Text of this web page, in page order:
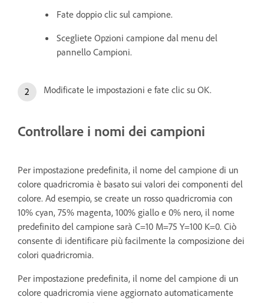
Fate doppio clic sul campione.
Scegliete Opzioni campione dal menu del
pannello Campioni.
Modificate le impostazioni e fate clic su OK.
Controllare i nomi dei campioni
Per impostazione predefinita, il nome del campione di un
colore quadricromia è basato sui valori dei componenti del
colore. Ad esempio, se create un rosso quadricromia con
10% cyan, 75% magenta, 100% giallo e 0% nero, il nome
predefinito del campione sarà C=10 M=75 Y=100 K=0. Ciò
consente di identificare più facilmente la composizione dei
colori quadricromia.
Per impostazione predefinita, il nome del campione di un
colore quadricromia viene aggiornato automaticamente